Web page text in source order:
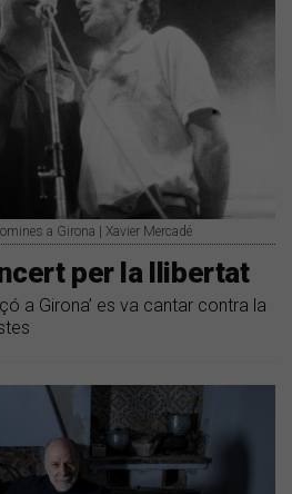
a Girona | Xavier Mercadé
per la llibertat
a Girona’ es va cantar contra la